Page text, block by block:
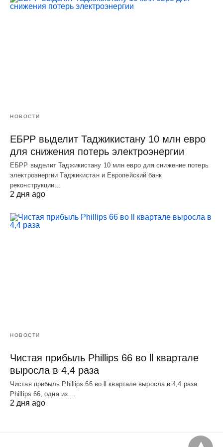
НОВОСТИ
ЕБРР выделит Таджикистану 10 млн евро
для снижения потерь электроэнергии
ЕБРР выделит Таджикистану 10 млн евро для снижение потерь
электроэнергии Таджикистан и Европейский банк
реконструкции…
2 дня ago
НОВОСТИ
Чистая прибыль Phillips 66 во ll квартале
выросла в 4,4 раза
Чистая прибыль Phillips 66 во ll квартале выросла в 4,4 раза
Phillips 66, одна из…
2 дня ago